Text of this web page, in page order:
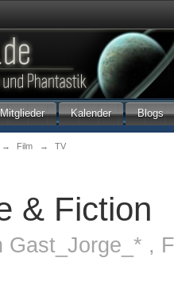
Mitglieder Kalender Blogs
→ Film → TV
& Fiction
Gast_Jorge_* ,